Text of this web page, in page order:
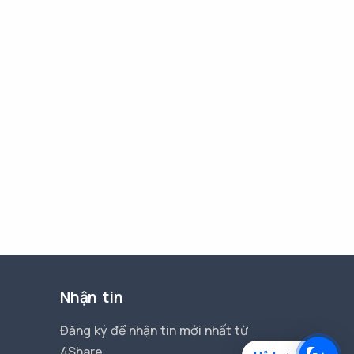
Nhận tin
Đăng ký để nhận tin mới nhất từ